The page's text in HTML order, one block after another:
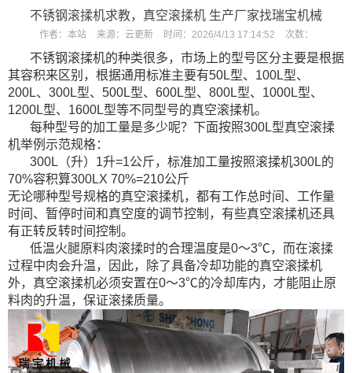
不锈钢滚揉机求教，真空滚揉机 生产厂家找瑞宝机械
作者： 本站 来源： 云更新 时间： 2026/4/13 17:14:52 次数：
不锈钢滚揉机的种类很多，市场上的型号区分主要是根据
其容积来区别，根据通用标准主要有50L型、100L型、
200L、300L型、500L型、600L型、800L型、1000L型、
1200L型、1600L型等不同型号的真空滚揉机。
每种型号的加工量是多少呢？ 下面按照300L型真空滚揉
机举例示范规格：
300L（升）1升=1公斤，标准加工量按照滚揉机300L的
70%容积算300LX 70%=210公斤
无论哪种型号规格的真空滚揉机，都有工作总时间、工作量
时间、暂停时间和真空度的调节控制，有些真空滚揉机还具
有正转反转时间控制。
低温火腿原料肉滚揉时的合理温度是0～3℃，而在滚揉
过程中肉会升温，因此，除了具备冷却功能的真空滚揉机
外，真空滚揉机必须安置在0～3℃的冷却库内，才能阻止原
料肉的升温，保证滚揉质量。